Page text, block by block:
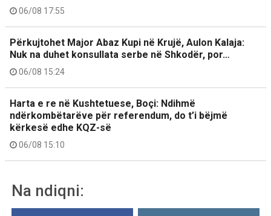
06/08 17:55
Përkujtohet Major Abaz Kupi në Krujë, Aulon Kalaja:
Nuk na duhet konsullata serbe në Shkodër, por…
06/08 15:24
Harta e re në Kushtetuese, Boçi: Ndihmë
ndërkombëtarëve për referendum, do t’i bëjmë
kërkesë edhe KQZ-së
06/08 15:10
Na ndiqni: